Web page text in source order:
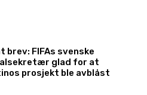
brev: FIFAs svenske
glad for at
prosjekt ble avblåst